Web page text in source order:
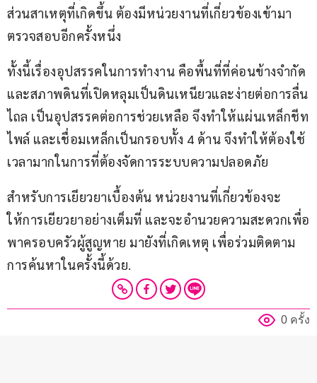
ส่วนสาเหตุที่เกิดขึ้น ต้องมีหน่วยงานที่เกี่ยวข้องเข้ามา
ตรวจสอบอีกครั้งหนึ่ง
ทั้งนี้เรื่องอุปสรรคในการทำงาน คือพื้นที่ที่ค่อนข้างจำกัด
และสภาพดินที่เปิดหลุมเป็นดินเหนียวและง่ายต่อการลื่น
ไถล เป็นอุปสรรคต่อการช่วยเหลือ จึงทำให้แผ่นเหล็กชีท
ไพล์ และเชื่อมเหล็กเป็นกรอบทั้ง 4 ด้าน จึงทำให้ต้องใช้
เวลามากในการที่ต้องจัดการระบบความปลอดภัย
สำหรับการเยียวยาเบื้องต้น หน่วยงานที่เกี่ยวข้องจะ
ให้การเยียวยาอย่างเต็มที่ และจะอำนวยความสะดวกเพื่อ
พาครอบครัวผู้สูญหาย มายังที่เกิดเหตุ เพื่อร่วมติดตาม
การค้นหาในครั้งนี้ด้วย.
0 ครั้ง